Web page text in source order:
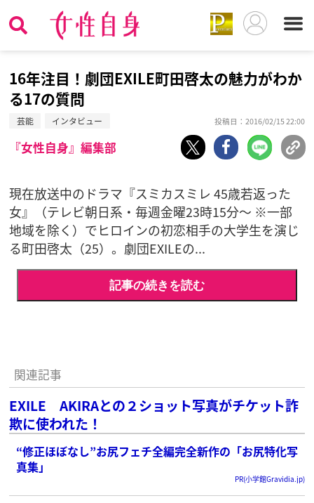
16年注目！劇団EXILE町田啓太の魅力がわか
る17の質問
芸能 インタビュー 投稿日：2016/02/15 22:00
『女性自身』編集部
現在放送中のドラマ『スミカスミレ 45歳若返った
女』（テレビ朝日系・毎週金曜23時15分～ ※一部
地域を除く）でヒロインの初恋相手の大学生を演じ
る町田啓太（25）。劇団EXILEの...
記事の続きを読む
関連記事
EXILE AKIRAとの２ショット写真がチケット詐
欺に使われた！
“修正ほぼなし”お尻フェチ全編完全新作の「お尻特化写
真集」
PR(小学館Gravidia.jp)